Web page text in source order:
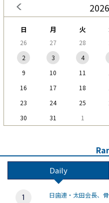
日 月 火
26 27 28
2
3 4
9
10 11
16
17 18
23
24 25
30
31 1
Daily
日歯連・太田会長、